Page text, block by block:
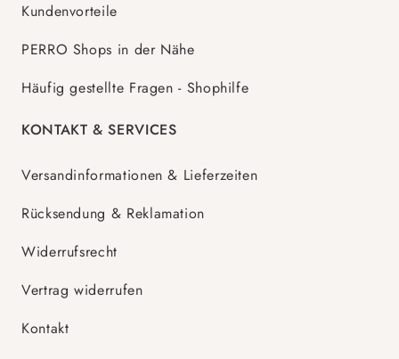
Kundenvorteile
PERRO Shops in der Nähe
Häufig gestellte Fragen - Shophilfe
KONTAKT & SERVICES
Versandinformationen & Lieferzeiten
Rücksendung & Reklamation
Widerrufsrecht
Vertrag widerrufen
Kontakt